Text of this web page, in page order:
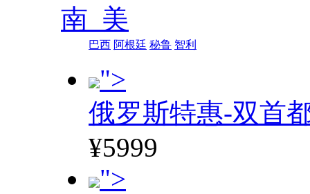
南 美
巴西 阿根廷 秘鲁 智利
">
俄罗斯特惠-双首
¥5999
">